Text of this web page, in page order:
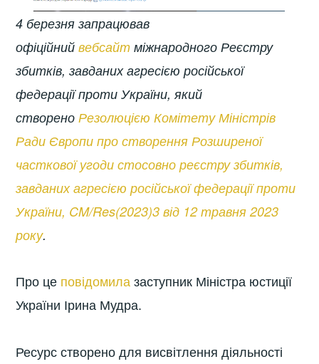
4 березня запрацював
офіційнийвебсайт міжнародного Реєстру
збитків, завданих агресією російської
федерації проти України, який
створеноРезолюцією Комітету Міністрів
Ради Європи про створення Розширеної
часткової угоди стосовно реєстру збитків,
завданих агресією російської федерації проти
України, CM/Res(2023)3 від 12 травня 2023
року.
Про це повідомилазаступник Міністра юстиції
України Ірина Мудра.
Ресурс створено для висвітлення діяльності